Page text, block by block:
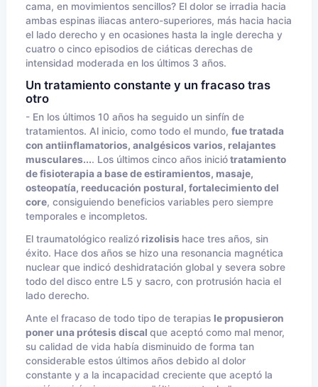
cama, en movimientos sencillos? El dolor se irradia hacia
ambas espinas iliacas antero-superiores, más hacia hacia
el lado derecho y en ocasiones hasta la ingle derecha y
cuatro o cinco episodios de ciáticas derechas de
intensidad moderada en los últimos 3 años.
Un tratamiento constante y un fracaso tras
otro
- En los últimos 10 años ha seguido un sinfín de
tratamientos. Al inicio, como todo el mundo, fue tratada
con antiinflamatorios, analgésicos varios, relajantes
musculares.... Los últimos cinco años iniciótratamiento
de fisioterapia a base de estiramientos, masaje,
osteopatía, reeducación postural, fortalecimiento del
core, consiguiendo beneficios variables pero siempre
temporales e incompletos.
El traumatológico realizó rizolisis hace tres años, sin
éxito. Hace dos años se hizo una resonancia magnética
nuclear que indicó deshidratación global y severa sobre
todo del disco entre L5 y sacro, con protrusión hacia el
lado derecho.
Ante el fracaso de todo tipo de terapias le propusieron
poner una prótesis discal que aceptó como mal menor,
su calidad de vida había disminuido de forma tan
considerable estos últimos años debido al dolor
constante y a la incapacidad creciente que aceptó la